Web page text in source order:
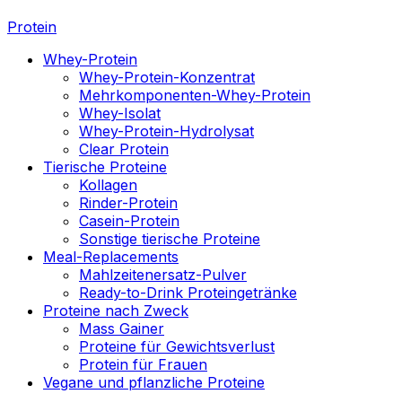
Protein
Whey-Protein
Whey-Protein-Konzentrat
Mehrkomponenten-Whey-Protein
Whey-Isolat
Whey-Protein-Hydrolysat
Clear Protein
Tierische Proteine
Kollagen
Rinder-Protein
Casein-Protein
Sonstige tierische Proteine
Meal-Replacements
Mahlzeitenersatz-Pulver
Ready-to-Drink Proteingetränke
Proteine nach Zweck
Mass Gainer
Proteine für Gewichtsverlust
Protein für Frauen
Vegane und pflanzliche Proteine